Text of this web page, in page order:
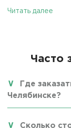
Читать далее
Часто
Где
Челябинске?
Сколько